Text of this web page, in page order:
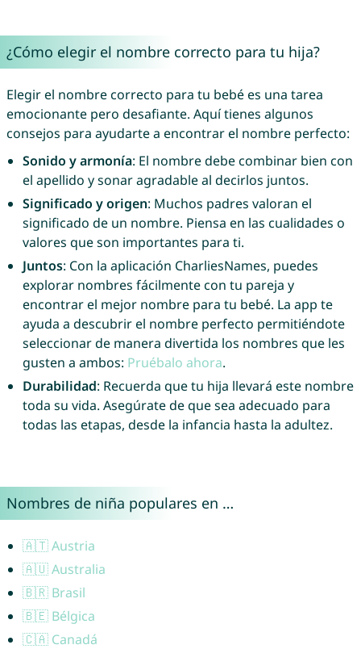
¿Cómo elegir el nombre correcto para tu hija?
Elegir el nombre correcto para tu bebé es una tarea
emocionante pero desafiante. Aquí tienes algunos
consejos para ayudarte a encontrar el nombre perfecto:
Sonido y armonía: El nombre debe combinar bien con
el apellido y sonar agradable al decirlos juntos.
Significado y origen: Muchos padres valoran el
significado de un nombre. Piensa en las cualidades o
valores que son importantes para ti.
Juntos: Con la aplicación CharliesNames, puedes
explorar nombres fácilmente con tu pareja y
encontrar el mejor nombre para tu bebé. La app te
ayuda a descubrir el nombre perfecto permitiéndote
seleccionar de manera divertida los nombres que les
gusten a ambos: Pruébalo ahora.
Durabilidad: Recuerda que tu hija llevará este nombre
toda su vida. Asegúrate de que sea adecuado para
todas las etapas, desde la infancia hasta la adultez.
Nombres de niña populares en …
🇦🇹 Austria
🇦🇺 Australia
🇧🇷 Brasil
🇧🇪 Bélgica
🇨🇦 Canadá